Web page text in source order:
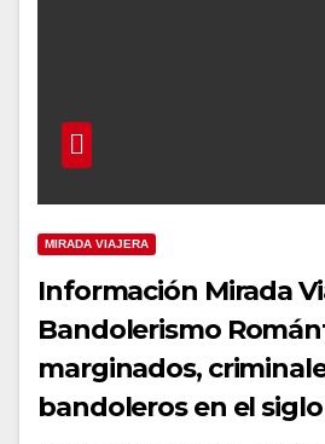
MIRADA VIAJERA
Información Mirada
Bandolerismo
marginados,
bandoleros en el siglo